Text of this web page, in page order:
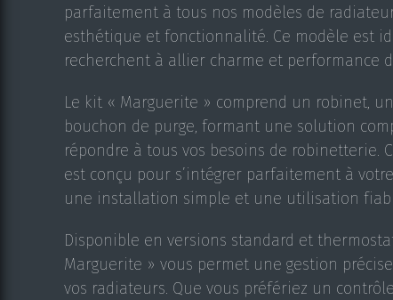
parfaitement à tous nos modèles de
esthétique et fonctionnalité. Ce modèle est
recherchent à allier charme et performance
Le kit « Marguerite » comprend un robinet,
bouchon de purge, formant une solution
répondre à tous vos besoins de robinetterie.
est conçu pour s’intégrer parfaitement à
une installation simple et une utilisation
Disponible en versions standard et
Marguerite » vous permet une gestion
vos radiateurs. Que vous préfériez un